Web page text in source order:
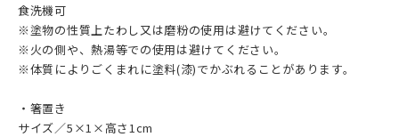
食洗機可
※塗物の性質上たわし又は磨粉の使用は避けてください。
※火の側や、熱湯等での使用は避けてください。
※体質によりごくまれに塗料(漆)でかぶれることがあります。
・箸置き
サイズ／5×1×高さ1cm